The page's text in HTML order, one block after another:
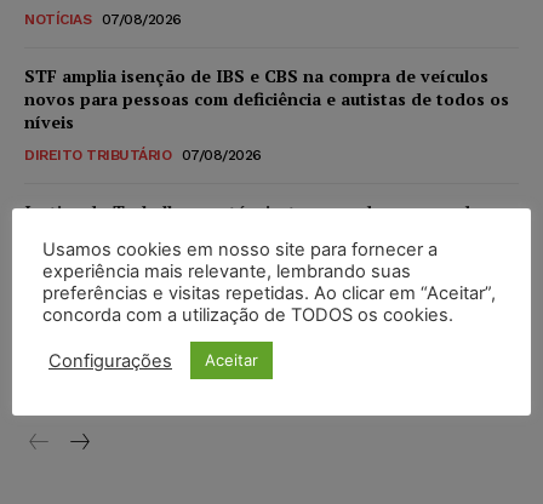
NOTÍCIAS 07/08/2026
STF amplia isenção de IBS e CBS na compra de veículos
novos para pessoas com deficiência e autistas de todos os
níveis
DIREITO TRIBUTÁRIO 07/08/2026
Justiça do Trabalho mantém justa causa de empregado que
NOTÍCIAS 07/08/2026
Justiça de SP decreta prisão de suspeito investigado na
Usamos cookies em nosso site para fornecer a
experiência mais relevante, lembrando suas
preferências e visitas repetidas. Ao clicar em “Aceitar”,
concorda com a utilização de TODOS os cookies.
Configurações Aceitar